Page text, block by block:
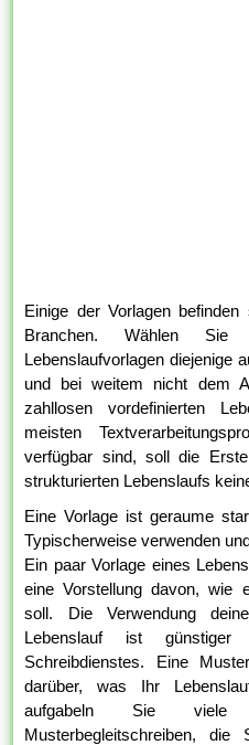
Einige der Vorlagen
Branchen. Wählen
Lebenslaufvorlagen diejenige
und bei weitem nicht dem
zahllosen vordefinierten
meisten
verfügbar sind, soll die
strukturierten Lebenslaufs
Eine Vorlage ist geraume
Typischerweise verwenden
Ein paar Vorlage eines
eine Vorstellung davon, wie
soll. Die Verwendung
Lebenslauf ist
Schreibdienstes. Eine
darüber, was Ihr
aufgabeln Sie viele
Musterbegleitschreiben,